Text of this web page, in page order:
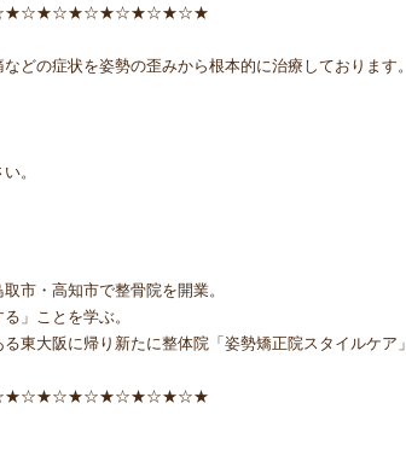
どの症状を姿勢の歪みから根本的に治療しております。
。
市・高知市で整骨院を開業。
」ことを学ぶ。
東大阪に帰り新たに整体院「姿勢矯正院スタイルケア」